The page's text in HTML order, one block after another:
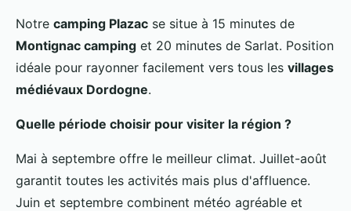
Notre camping Plazac se situe à 15 minutes de
Montignac camping et 20 minutes de Sarlat. Position
idéale pour rayonner facilement vers tous les villages
médiévaux Dordogne.
Quelle période choisir pour visiter la région ?
Mai à septembre offre le meilleur climat. Juillet-août
garantit toutes les activités mais plus d'affluence.
Juin et septembre combinent météo agréable et